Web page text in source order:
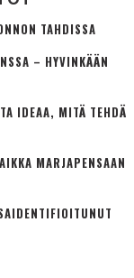
TAHDISSA
– HYVINKÄÄN
IDEAA, MITÄ TEHDÄ
MARJAPENSAAN